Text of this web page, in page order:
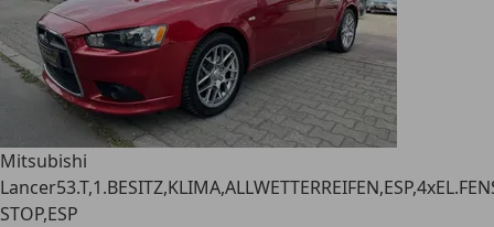
Mitsubishi
Lancer
STOP,ESP